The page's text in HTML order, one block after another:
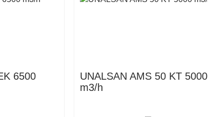
6500
UNALSAN AMS 50 KT 5000
m3/h